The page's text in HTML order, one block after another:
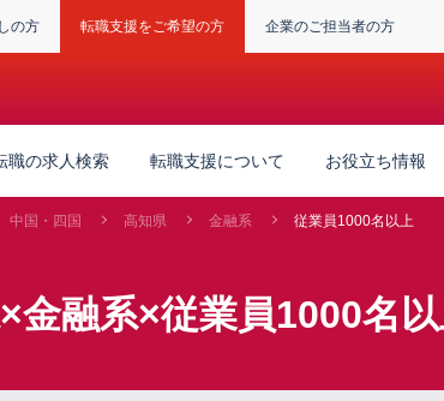
の方 転職支援をご希望の方 企業のご担当者の方
職の求人検索 転職支援について お役立ち情報
中国・四国 高知県 金融系 従業員1000名以上
×金融系×従業員1000名